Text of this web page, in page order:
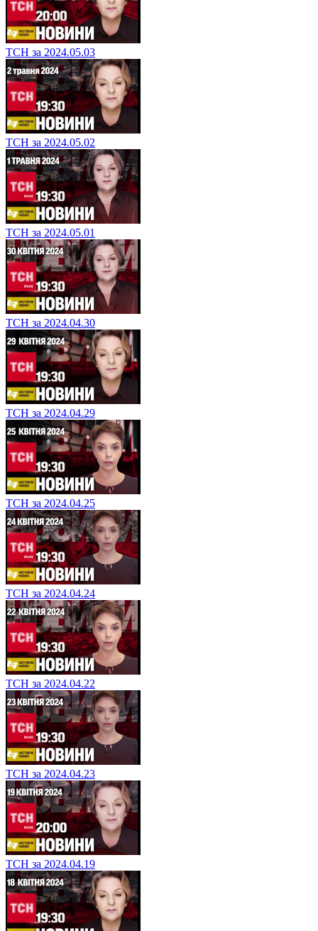
ТСН за 2024.05.03
ТСН за 2024.05.02
ТСН за 2024.05.01
ТСН за 2024.04.30
ТСН за 2024.04.29
ТСН за 2024.04.25
ТСН за 2024.04.24
ТСН за 2024.04.22
ТСН за 2024.04.23
ТСН за 2024.04.19